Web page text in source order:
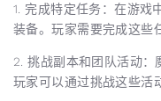
1. 完成特定任务：在游戏
装备。玩家需要完成这些
2. 挑战副本和团队活动：
玩家可以通过挑战这些活